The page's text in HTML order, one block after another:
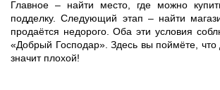
Главное – найти место, где можно
подделку. Следующий этап – найти
продаётся недорого. Оба эти условия
«Добрый Господар». Здесь вы поймёте,
значит плохой!